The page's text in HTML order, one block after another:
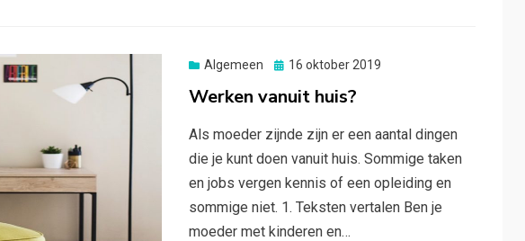
Algemeen
Posted
16 oktober 2019
Werken vanuit huis?
Als moeder zijnde zijn er een aantal dingen
die je kunt doen vanuit huis. Sommige taken
en jobs vergen kennis of een opleiding en
sommige niet. 1. Teksten vertalen Ben je
moeder met kinderen en…